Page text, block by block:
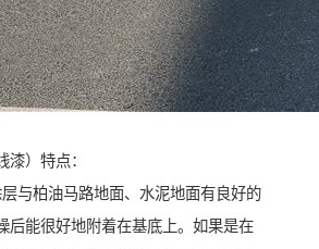
漆）特点：
与柏油马路地面、水泥地面有良好的
后能很好地附着在基底上。如果是在